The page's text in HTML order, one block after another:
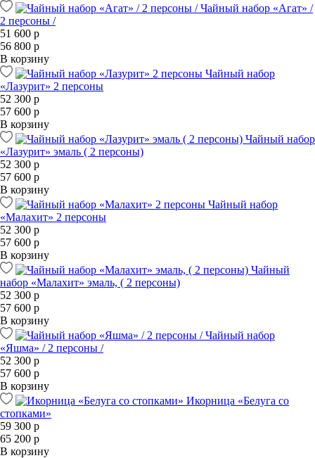
Чайный набор «Агат» /
2 персоны /
51 600 р
56 800 р
В корзину
Чайный набор
«Лазурит» 2 персоны
52 300 р
57 600 р
В корзину
Чайный набор
«Лазурит» эмаль ( 2 персоны)
52 300 р
57 600 р
В корзину
Чайный набор
«Малахит» 2 персоны
52 300 р
57 600 р
В корзину
Чайный
набор «Малахит» эмаль, ( 2 персоны)
52 300 р
57 600 р
В корзину
Чайный набор
«Яшма» / 2 персоны /
52 300 р
57 600 р
В корзину
Икорница «Белуга со
стопками»
59 300 р
65 200 р
В корзину